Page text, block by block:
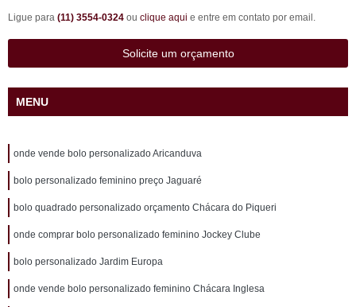
Ligue para (11) 3554-0324 ou clique aqui e entre em contato por email.
Solicite um orçamento
MENU
onde vende bolo personalizado Aricanduva
bolo personalizado feminino preço Jaguaré
bolo quadrado personalizado orçamento Chácara do Piqueri
onde comprar bolo personalizado feminino Jockey Clube
bolo personalizado Jardim Europa
onde vende bolo personalizado feminino Chácara Inglesa